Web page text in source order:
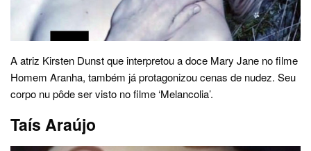
A atriz Kirsten Dunst que interpretou a doce Mary Jane no filme
Homem Aranha, também já protagonizou cenas de nudez. Seu
corpo nu pôde ser visto no filme ‘Melancolia’.
Taís Araújo